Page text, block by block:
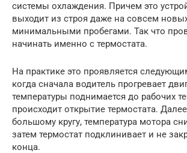
системы охлаждения. Причем это
выходит из строя даже на совсем
минимальными пробегами. Так что
начинать именно с термостата.
На практике это проявляется
когда сначала водитель прогревает
температуры поднимается до рабочих
происходит открытие термостата.
большому кругу, температура мотора
затем термостат подклинивает и не
конца.